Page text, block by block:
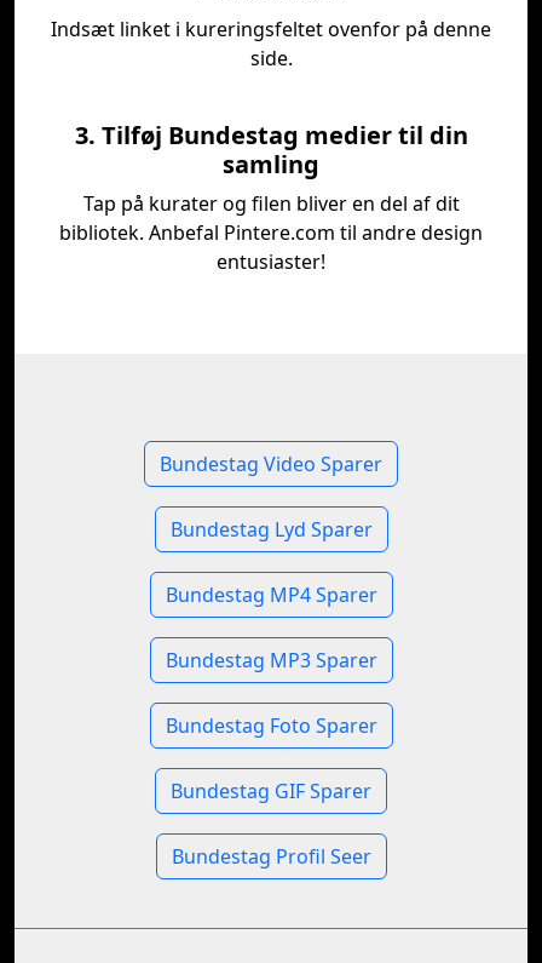
Indsæt linket i kureringsfeltet ovenfor på denne
side.
3. Tilføj Bundestag medier til din
samling
Tap på kurater og filen bliver en del af dit
bibliotek. Anbefal Pintere.com til andre design
entusiaster!
Bundestag Video Sparer
Bundestag Lyd Sparer
Bundestag MP4 Sparer
Bundestag MP3 Sparer
Bundestag Foto Sparer
Bundestag GIF Sparer
Bundestag Profil Seer